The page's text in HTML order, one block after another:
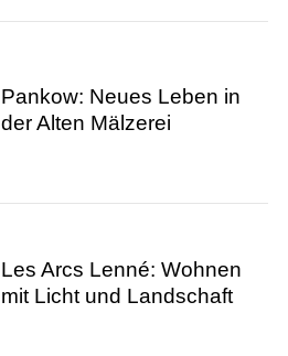
Pankow: Neues Leben in
der Alten Mälzerei
Les Arcs Lenné: Wohnen
mit Licht und Landschaft